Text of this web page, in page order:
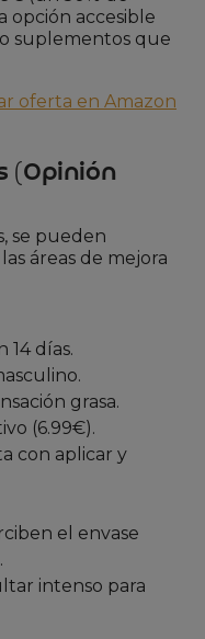
opción accesible
suplementos que
oferta en Amazon
(Opinión
se pueden
áreas de mejora
14 días.
grasa.
(6.99€).
con aplicar y
el envase
intenso para